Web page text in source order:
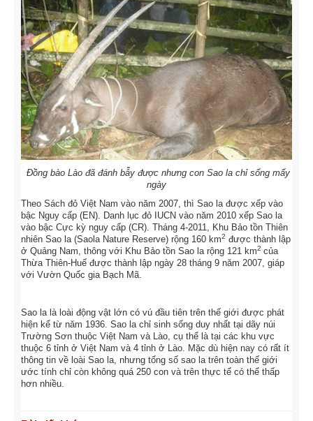
Đồng bào Lào đã đánh bẫy được nhưng con Sao la chỉ sống mấy
ngày
Theo Sách đỏ Việt Nam vào năm 2007, thì Sao la được xếp vào
bậc Nguy cấp (EN). Danh lục đỏ IUCN vào năm 2010 xếp Sao la
vào bậc Cực kỳ nguy cấp (CR). Tháng 4-2011, Khu Bảo tồn Thiên
nhiên Sao la (Saola Nature Reserve) rộng 160 km2 được thành lập
ở Quảng Nam, thông với Khu Bảo tồn Sao la rộng 121 km2 của
Thừa Thiên-Huế được thành lập ngày 28 tháng 9 năm 2007, giáp
với Vườn Quốc gia Bạch Mã.
Sao la là loài động vật lớn có vú đầu tiên trên thế giới được phát
hiện kể từ năm 1936. Sao la chỉ sinh sống duy nhất tại dãy núi
Trường Sơn thuộc Việt Nam và Lào, cụ thể là tại các khu vực
thuộc 6 tỉnh ở Việt Nam và 4 tỉnh ở Lào. Mặc dù hiện nay có rất ít
thông tin về loài Sao la, nhưng tổng số sao la trên toàn thế giới
ước tính chỉ còn không quá 250 con và trên thực tế có thể thấp
hơn nhiều.